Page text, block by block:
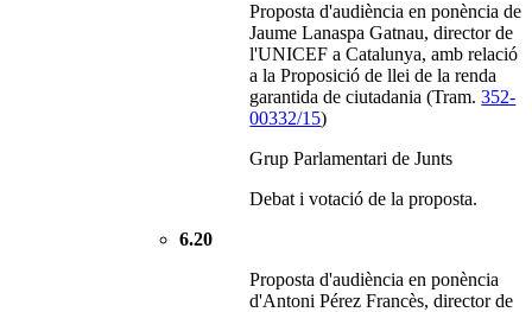
Proposta d'audiència en ponència de
Jaume Lanaspa Gatnau, director de
l'UNICEF a Catalunya, amb relació
a la Proposició de llei de la renda
garantida de ciutadania (Tram.352-
00332/15)
Grup Parlamentari de Junts
Debat i votació de la proposta.
6.20
Proposta d'audiència en ponència
d'Antoni Pérez Francès, director de